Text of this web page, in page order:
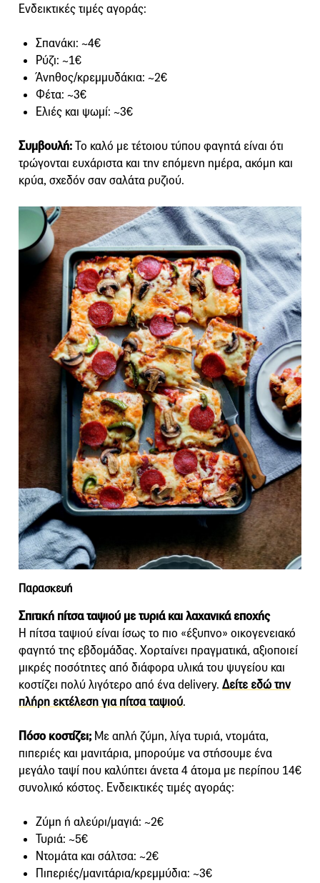
Ενδεικτικές τιμές αγοράς:
Σπανάκι: ~4€
Ρύζι: ~1€
Άνηθος/κρεμμυδάκια: ~2€
Φέτα: ~3€
Ελιές και ψωμί: ~3€
Συμβουλή:Το καλό με τέτοιου τύπου φαγητά είναι ότι
τρώγονται ευχάριστα και την επόμενη ημέρα, ακόμη και
κρύα, σχεδόν σαν σαλάτα ρυζιού.
Παρασκευή
Σπιτική πίτσα ταψιού με τυριά και λαχανικά εποχής
Η πίτσα ταψιού είναι ίσως το πιο «έξυπνο» οικογενειακό
φαγητό της εβδομάδας. Χορταίνει πραγματικά, αξιοποιεί
μικρές ποσότητες από διάφορα υλικά του ψυγείου και
κοστίζει πολύ λιγότερο από ένα delivery. Δείτε εδώ την
πλήρη εκτέλεση για πίτσα ταψιού.
Πόσο κοστίζει; Με απλή ζύμη, λίγα τυριά, ντομάτα,
πιπεριές και μανιτάρια, μπορούμε να στήσουμε ένα
μεγάλο ταψί που καλύπτει άνετα 4 άτομα με περίπου 14€
συνολικό κόστος. Ενδεικτικές τιμές αγοράς:
Ζύμη ή αλεύρι/μαγιά: ~2€
Τυριά: ~5€
Ντομάτα και σάλτσα: ~2€
Πιπεριές/μανιτάρια/κρεμμύδια: ~3€